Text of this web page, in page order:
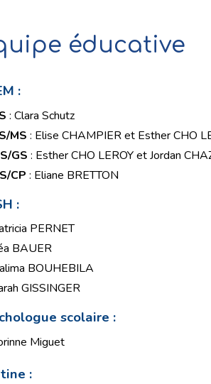
éducative
:
: Clara Schutz
MS : Elise CHAMPIER et Esther CHO
GS : Esther CHO LEROY et Jordan
CP : Eliane BRETTON
:
PERNET
BAUER
BOUHEBILA
GISSINGER
scolaire :
Miguet
: